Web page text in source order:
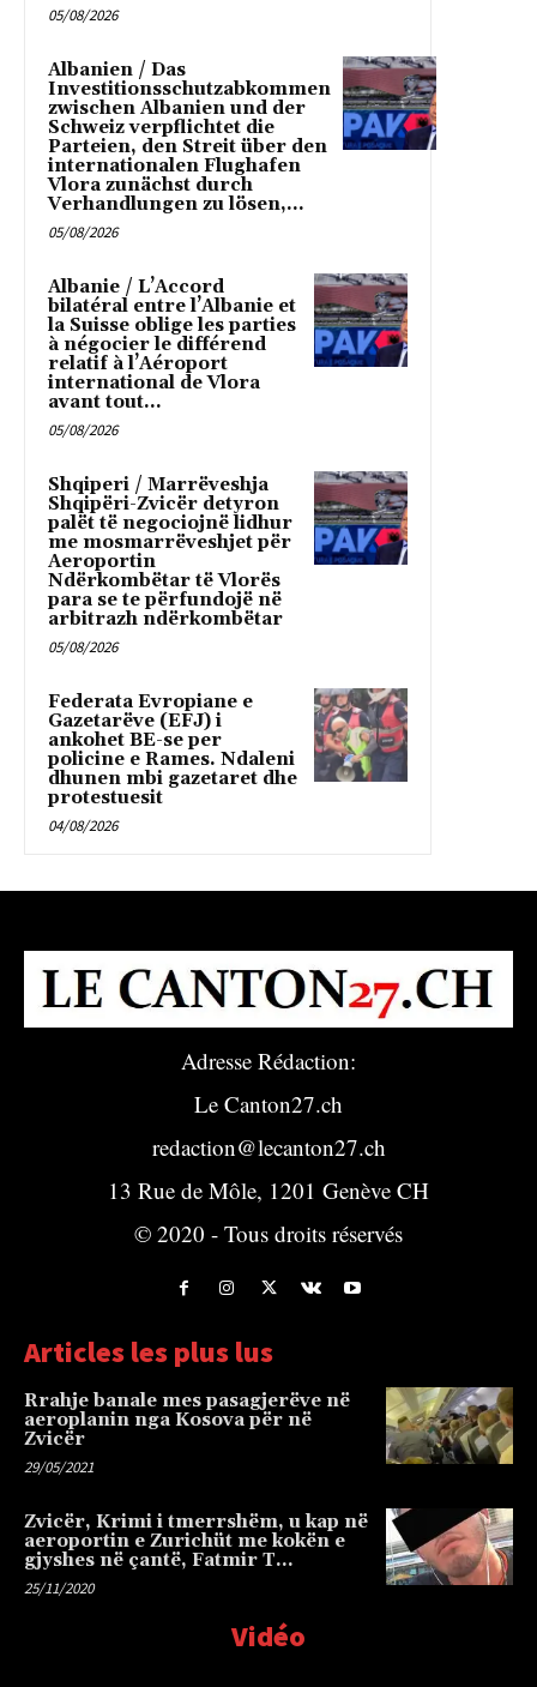
05/08/2026
Albanien / Das
Investitionsschutzabkommen
zwischen Albanien und der
Schweiz verpflichtet die
Parteien, den Streit über den
internationalen Flughafen
Vlora zunächst durch
Verhandlungen zu lösen,...
05/08/2026
Albanie / L’Accord
bilatéral entre l’Albanie et
la Suisse oblige les parties
à négocier le différend
relatif à l’Aéroport
international de Vlora
avant tout...
05/08/2026
Shqiperi / Marrëveshja
Shqipëri-Zvicër detyron
palët të negociojnë lidhur
me mosmarrëveshjet për
Aeroportin
Ndërkombëtar të Vlorës
para se te përfundojë në
arbitrazh ndërkombëtar
05/08/2026
Federata Evropiane e
Gazetarëve (EFJ) i
ankohet BE-se per
policine e Rames. Ndaleni
dhunen mbi gazetaret dhe
protestuesit
04/08/2026
Adresse Rédaction:
Le Canton27.ch
redaction@lecanton27.ch
13 Rue de Môle, 1201 Genève CH
© 2020 - Tous droits réservés
Articles les plus lus
Rrahje banale mes pasagjerëve në
aeroplanin nga Kosova për në
Zvicër
29/05/2021
Zvicër, Krimi i tmerrshëm, u kap në
aeroportin e Zurichüt me kokën e
gjyshes në çantë, Fatmir T…
25/11/2020
Vidéo